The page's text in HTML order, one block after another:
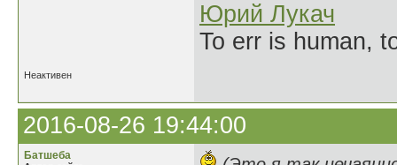
Юрий Лукач
To err is human,
Неактивен
2016-08-26 19:44:00
Батшеба